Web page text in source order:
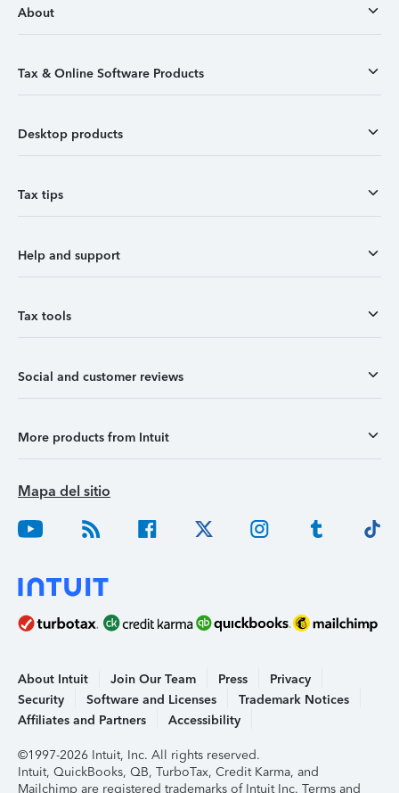
About
Tax & Online Software Products
Desktop products
Tax tips
Help and support
Tax tools
Social and customer reviews
More products from Intuit
Mapa del sitio
About Intuit Join Our Team Press
Privacy
Security
Software and Licenses
Trademark Notices
Affiliates and Partners
Accessibility
©1997-2026 Intuit, Inc. All rights reserved.
Intuit, QuickBooks, QB, TurboTax, Credit Karma, and
Mailchimp are registered trademarks of Intuit Inc. Terms and